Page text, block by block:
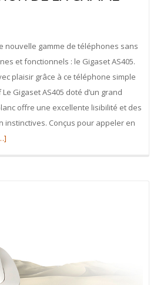
nouvelle gamme de téléphones sans
et fonctionnels : le Gigaset AS405.
plaisir grâce à ce téléphone simple
Gigaset AS405 doté d’un grand
offre une excellente lisibilité et des
instinctives. Conçus pour appeler en